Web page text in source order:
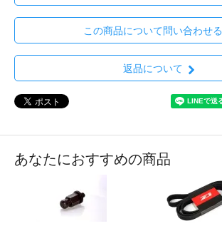
この商品について問い合わせる
返品について
あなたにおすすめの商品